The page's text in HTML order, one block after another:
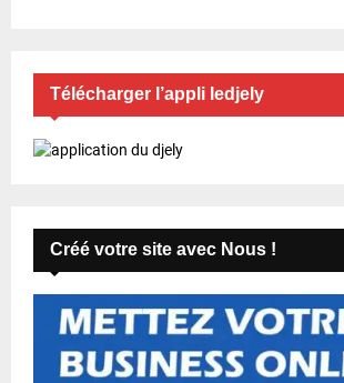
Télécharger l’appli ledjely
Créé votre site avec Nous !